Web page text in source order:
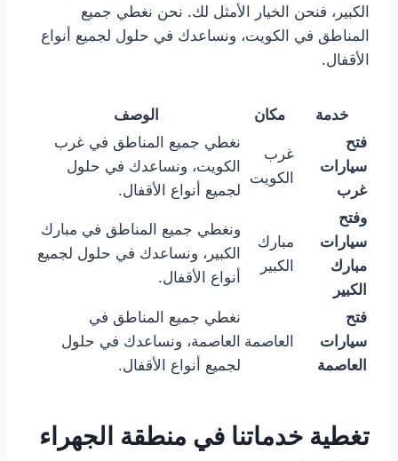
الكبير، فنحن الخيار الأمثل لك. نحن نغطي جميع
المناطق في الكويت، ونساعدك في حلول لجميع أنواع
الأقفال.
خدمة مكان
الوصف
فتح
سيارات
غرب
غرب
الكويت
نغطي جميع المناطق في غرب
الكويت، ونساعدك في حلول
لجميع أنواع الأقفال.
وفتح
سيارات
مبارك
الكبير
مبارك
الكبير
ونغطي جميع المناطق في مبارك
الكبير، ونساعدك في حلول لجميع
أنواع الأقفال.
فتح
سيارات
العاصمة
العاصمة
نغطي جميع المناطق في
العاصمة، ونساعدك في حلول
لجميع أنواع الأقفال.
تغطية خدماتنا في منطقة الجهراء